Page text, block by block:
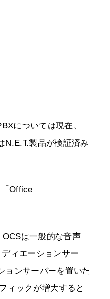
については現在、
N.E.T.製品が検証済み
Office
は一般的な音声
ィエーションサー
ョンサーバーを置いた
ィックが増大すると